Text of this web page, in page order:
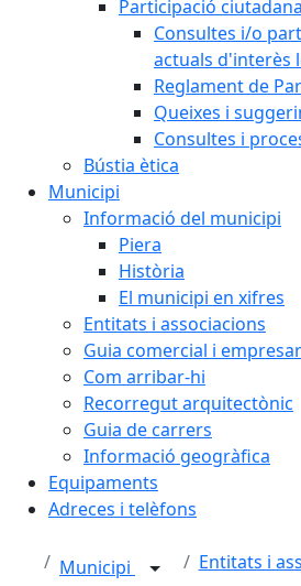
Participació ciutadana
Consultes i/o
actuals d'interès
Reglament de
Queixes i
Consultes i
Bústia ètica
Municipi
Informació del municipi
Piera
Història
El municipi en xifres
Entitats i associacions
Guia comercial i
Com arribar-hi
Recorregut arquitectònic
Guia de carrers
Informació geogràfica
Equipaments
Adreces i telèfons
Municipi Entitats i